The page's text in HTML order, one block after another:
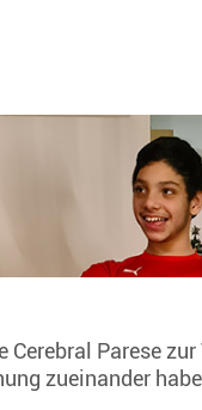
Parese zur
zueinander